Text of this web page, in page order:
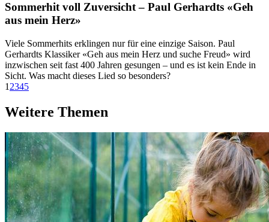
Sommerhit voll Zuversicht – Paul Gerhardts «Geh
aus mein Herz»
Viele Sommerhits erklingen nur für eine einzige Saison. Paul
Gerhardts Klassiker «Geh aus mein Herz und suche Freud» wird
inzwischen seit fast 400 Jahren gesungen – und es ist kein Ende in
Sicht. Was macht dieses Lied so besonders?
1 2345
Weitere Themen